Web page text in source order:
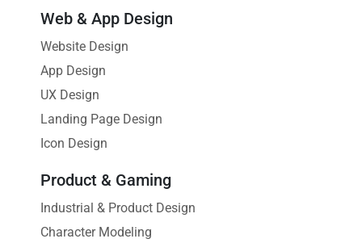
Web & App Design
Website Design
App Design
UX Design
Landing Page Design
Icon Design
Product & Gaming
Industrial & Product Design
Character Modeling